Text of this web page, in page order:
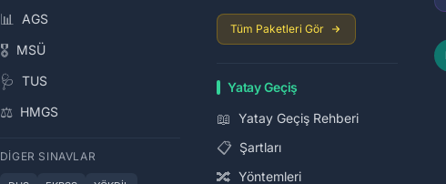
📊 AGS
🎖️ MSÜ
🩺 TUS
⚖️ HMGS
DIGER SINAVLAR
Tüm Paketleri Gör
Yatay Geçiş
📖 Yatay Geçiş Rehberi
📋 Şartları
🔀 Yöntemleri